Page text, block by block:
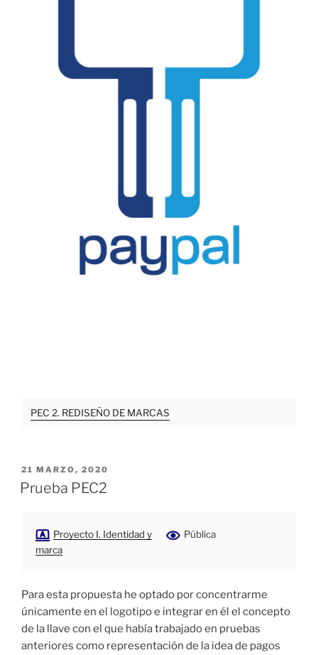
PEC 2. REDISEÑO DE MARCAS
PUBLICADO
EL
21 MARZO, 2020
Prueba PEC2
Proyecto I. Identidad y
marca
Pública
Para esta propuesta he optado por concentrarme
únicamente en el logotipo e integrar en él el concepto
de la llave con el que había trabajado en pruebas
anteriores como representación de la idea de pagos